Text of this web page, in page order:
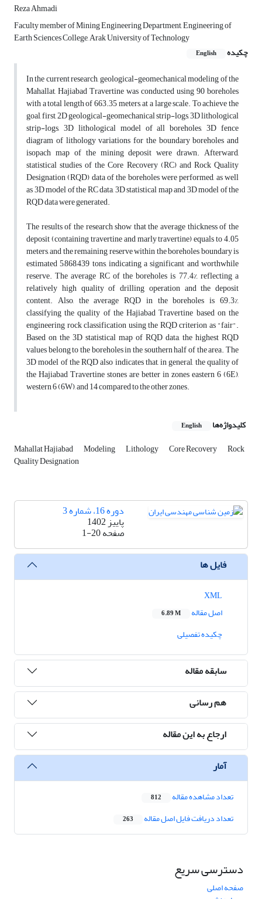
Reza Ahmadi
Faculty member of Mining Engineering Department, Engineering of
Earth Sciences College, Arak University of Technology
چکیده
English
In the current research, geological-geomechanical modeling of the
Mahallat, Hajiabad Travertine was conducted using 90 boreholes
with a total length of 663.35 meters, at a large scale. To achieve the
goal, first, 2D geological-geomechanical strip-logs, 3D lithological
strip-logs, 3D lithological model of all boreholes, 3D fence
diagram of lithology variations for the boundary boreholes and
isopach map of the mining deposit were drawn. Afterward,
statistical studies of the Core Recovery (RC) and Rock Quality
Designation (RQD) data of the boreholes were performed, as well
as 3D model of the RC data, 3D statistical map and 3D model of the
RQD data were generated.
The results of the research show that the average thickness of the
deposit (containing travertine and marly travertine) equals to 4.05
meters, and the remaining reserve within the boreholes boundary is
estimated 5,868,439 tons, indicating a significant and worthwhile
reserve. The average RC of the boreholes is 77.4%, reflecting a
relatively high quality of drilling operation and the deposit
content. Also, the average RQD in the boreholes is 69.3%,
classifying the quality of the Hajiabad Travertine based on the
engineering rock classification using the RQD criterion as "fair".
Based on the 3D statistical map of RQD data, the highest RQD
values belong to the boreholes in the southern half of the area. The
3D model of the RQD also indicates that, in general, the quality of
the Hajiabad Travertine stones are better in zones eastern 6 (6E),
western 6 (6W), and 14 compared to the other zones.
کلیدواژه‌ها English
Mahallat Hajiabad Modeling Lithology Core Recovery Rock
Quality Designation
دوره 16، شماره 3
پاییز 1402
صفحه1-20
فایل ها
اصل مقاله
6.89 M
چکیده تفصیلی
سابقه مقاله
هم رسانی
ارجاع به این مقاله
آمار
تعداد مشاهده مقاله 812
تعداد دریافت فایل اصل مقاله 263
دسترسی سریع
صفحه اصلی